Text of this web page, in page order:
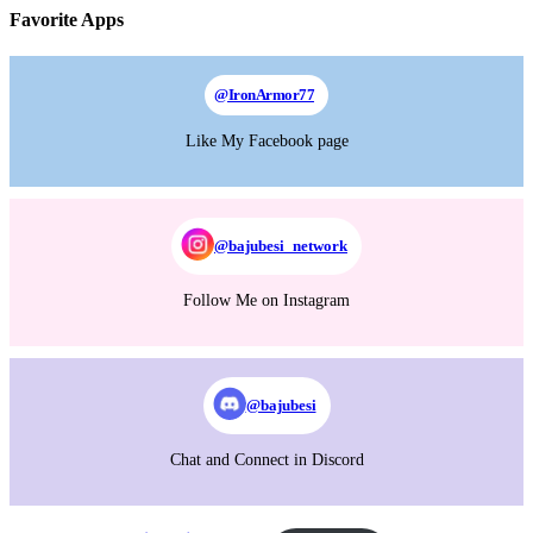
Favorite Apps
@IronArmor77
Like My Facebook page
@bajubesi_network
Follow Me on Instagram
@bajubesi
Chat and Connect in Discord